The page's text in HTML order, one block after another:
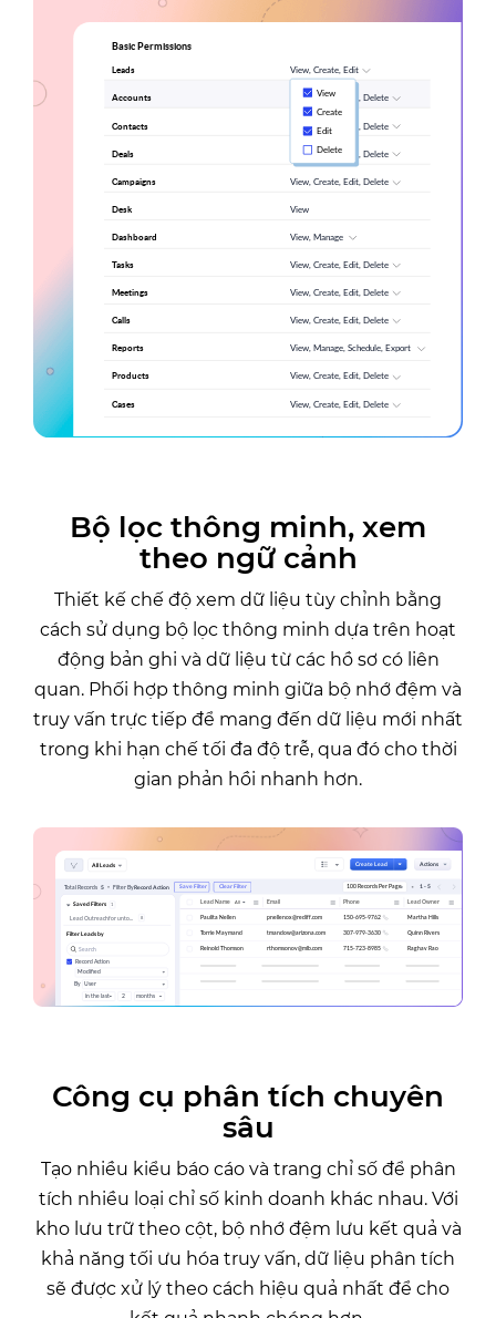
Bộ lọc thông minh, xem
theo ngữ cảnh
Thiết kế chế độ xem dữ liệu tùy chỉnh bằng
cách sử dụng bộ lọc thông minh dựa trên hoạt
động bản ghi và dữ liệu từ các hồ sơ có liên
quan. Phối hợp thông minh giữa bộ nhớ đệm và
truy vấn trực tiếp để mang đến dữ liệu mới nhất
trong khi hạn chế tối đa độ trễ, qua đó cho thời
gian phản hồi nhanh hơn.
Công cụ phân tích chuyên
sâu
Tạo nhiều kiểu báo cáo và trang chỉ số để phân
tích nhiều loại chỉ số kinh doanh khác nhau. Với
kho lưu trữ theo cột, bộ nhớ đệm lưu kết quả và
khả năng tối ưu hóa truy vấn, dữ liệu phân tích
sẽ được xử lý theo cách hiệu quả nhất để cho